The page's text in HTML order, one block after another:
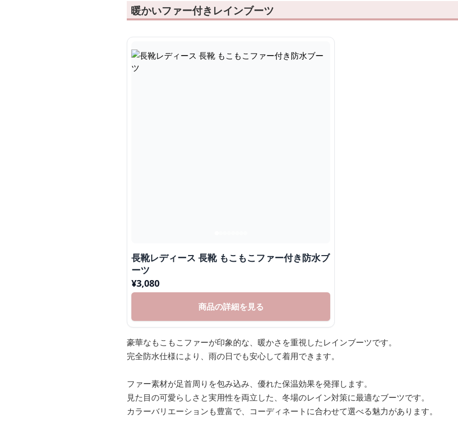
暖かいファー付きレインブーツ
長靴レディース 長靴 もこもこファー付き防水ブ
ーツ
¥3,080
商品の詳細を見る
豪華なもこもこファーが印象的な、暖かさを重視したレインブーツです。
完全防水仕様により、雨の日でも安心して着用できます。
ファー素材が足首周りを包み込み、優れた保温効果を発揮します。
見た目の可愛らしさと実用性を両立した、冬場のレイン対策に最適なブーツです。
カラーバリエーションも豊富で、コーディネートに合わせて選べる魅力があります。